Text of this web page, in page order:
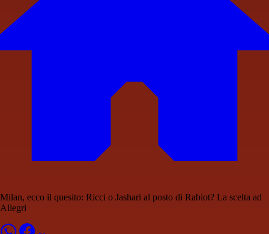
Milan, ecco il quesito: Ricci o Jashari al posto di Rabiot? La scelta ad
Allegri